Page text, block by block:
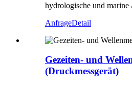
hydrologische und marine
AnfrageDetail
Gezeiten- und
(Druckmessgerät)